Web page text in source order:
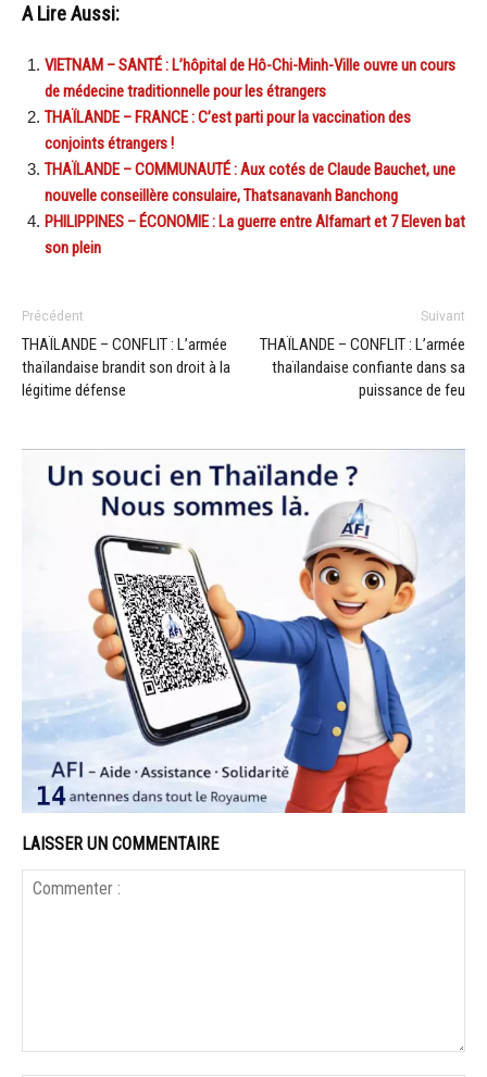
A Lire Aussi:
VIETNAM – SANTÉ : L’hôpital de Hô-Chi-Minh-Ville ouvre un cours
de médecine traditionnelle pour les étrangers
THAÏLANDE – FRANCE : C’est parti pour la vaccination des
conjoints étrangers !
THAÏLANDE – COMMUNAUTÉ : Aux cotés de Claude Bauchet, une
nouvelle conseillère consulaire, Thatsanavanh Banchong
PHILIPPINES – ÉCONOMIE : La guerre entre Alfamart et 7 Eleven bat
son plein
Précédent
THAÏLANDE – CONFLIT : L’armée
thaïlandaise brandit son droit à la
légitime défense
Suivant
THAÏLANDE – CONFLIT : L’armée
thaïlandaise confiante dans sa
puissance de feu
LAISSER UN COMMENTAIRE